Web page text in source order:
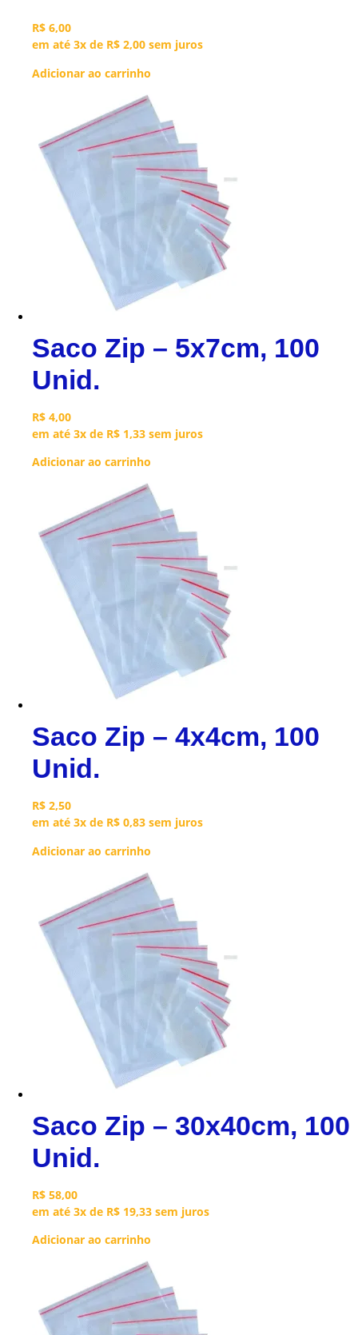
R$ 6,00
em até 3x de R$ 2,00 sem juros
Adicionar ao carrinho
Saco Zip – 5x7cm, 100
Unid.
R$ 4,00
em até 3x de R$ 1,33 sem juros
Adicionar ao carrinho
Saco Zip – 4x4cm, 100
Unid.
R$ 2,50
em até 3x de R$ 0,83 sem juros
Adicionar ao carrinho
Saco Zip – 30x40cm, 100
Unid.
R$ 58,00
em até 3x de R$ 19,33 sem juros
Adicionar ao carrinho